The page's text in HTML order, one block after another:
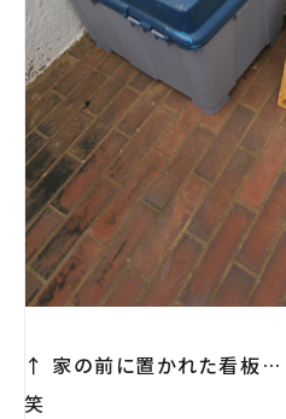
↑ 家の前に置かれた看板…
笑